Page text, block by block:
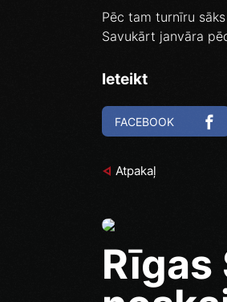
Pēc tam turnīru
Savukārt janvāra
Ieteikt
FACEBOOK
Atpakaļ
Rīgas